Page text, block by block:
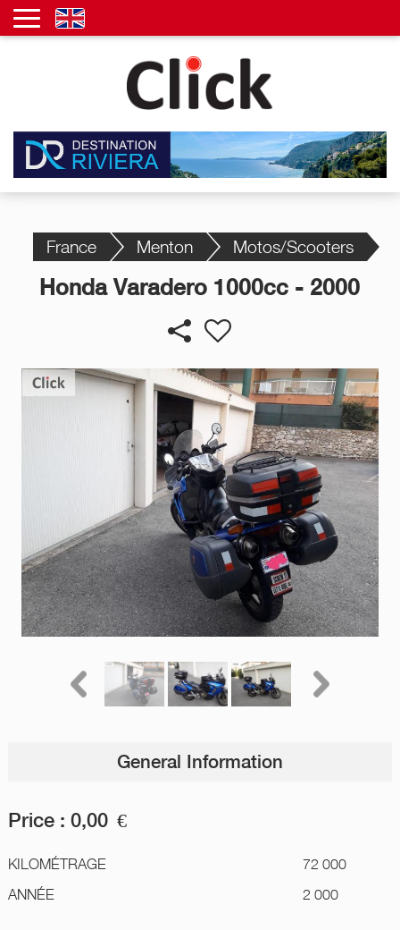
France Menton Motos/Scooters
Honda Varadero 1000cc - 2000
General Information
Price : 0,00 €
KILOMÉTRAGE
72 000
ANNÉE
2 000